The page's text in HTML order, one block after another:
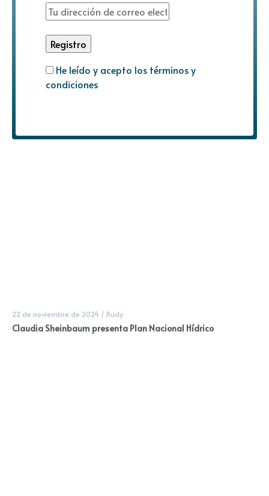
He leído y acepto los términos y
condiciones
22 de noviembre de 2024 / Rudy
Claudia Sheinbaum presenta Plan Nacional Hídrico